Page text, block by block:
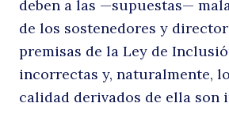
Buscar
deben a las —supuestas—
de los sostenedores y
premisas de la Ley de
incorrectas y, naturalmente,
calidad derivados de ella son